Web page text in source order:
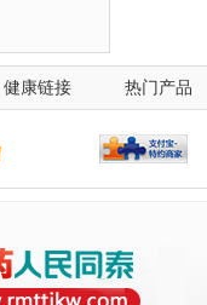
健康链接 热门产品